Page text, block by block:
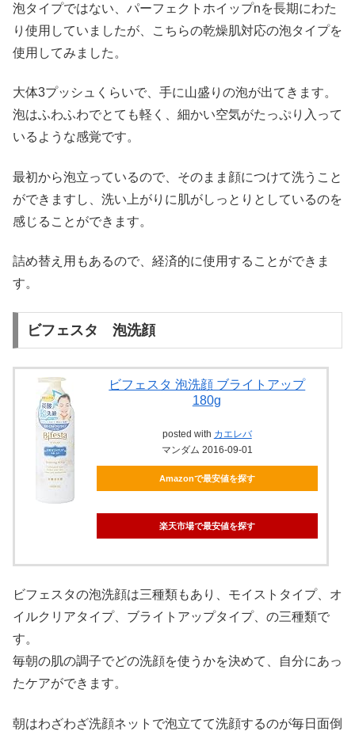
泡タイプではない、パーフェクトホイップnを長期にわた
り使用していましたが、こちらの乾燥肌対応の泡タイプを
使用してみました。
大体3プッシュくらいで、手に山盛りの泡が出てきます。
泡はふわふわでとても軽く、細かい空気がたっぷり入って
いるような感覚です。
最初から泡立っているので、そのまま顔につけて洗うこと
ができますし、洗い上がりに肌がしっとりとしているのを
感じることができます。
詰め替え用もあるので、経済的に使用することができま
す。
ビフェスタ 泡洗顔
ビフェスタ 泡洗顔 ブライトアップ
180g
posted with カエレバ
マンダム 2016-09-01
Amazonで最安値を探す
楽天市場で最安値を探す
ビフェスタの泡洗顔は三種類もあり、モイストタイプ、オ
イルクリアタイプ、ブライトアップタイプ、の三種類で
す。
毎朝の肌の調子でどの洗顔を使うかを決めて、自分にあっ
たケアができます。
朝はわざわざ洗顔ネットで泡立てて洗顔するのが毎日面倒